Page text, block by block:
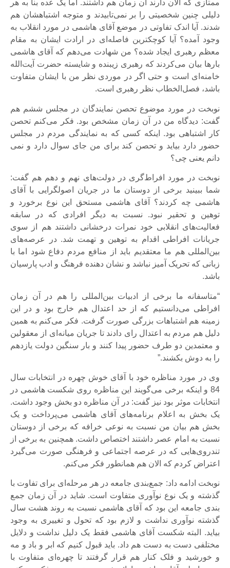
ممتازی که الان دارند آن زمان هم داشتند. اما یک عده بنا به هر
دلیلی چنین شخصیتی را بر نمی‌تابیدند و متوجه اشتباهشان هم
شدند. آیا اندک تفاوتی در موضع آقای هاشمی در مورد انقلاب به
وجود آمده؟ آیا کوچکترین فاصله‌ای در ارادت ایشان به مقام
معظم رهبری ایجاد شده؟ من شهادت می‌دهم که آقای هاشمی
بارها بیان می‌کردند که رهبری زیبنده و شایسته حضرت آیت‌الله
خامنه‌ای است و حتی اگر در موردی نظر من با ایشان متفاوت
باشد، فصل‌الخطاب نظر رهبری است.
نوبخت در مورد موضوع تحصن نمایندگان در مجلس ششم هم
گفت: دیدگاه من در آن زمان مشخص بود. فکر می‌کنم تحصن
کار اشتباهی بود. اینکه کسی که به نمایندگی مردم در مجلس
حضور دارد بیاید و تحصن کند برای من جای سوال دارد و نمی
دانم یعنی چی؟
نوبخت در مورد افراط‌گری در دولت‌های نهم و دهم هم گفت:
شما ببینید برخی از دوستان ما در جریان اصولگرایی با آقای
هاشمی چه کردند؟ آقای هاشمی مستحق این نوع برخورد و
توهین و تحقیر نبود. نسبت به دیگر افرادی که در سابقه
فعالیت‌های انقلابی خود نمرات درخشانی داشتند هم از سوی
جریانات افراطی اقدام به توهین و تهمت شد. در عرصه‌های
بین‌المللی هم ما معتقدیم باید از منافع مردم دفاع شود اما با
زبانی که تحریک آمیز نباشد و نشان دهنده فرهنگ و ادب پارسیان
باشد.
“متاسفانه ما برخی از ادبیات بین‌المللی را هم در آن زمان
افراطی می‌دانستیم که از حد اعتدال هم خارج بود و در این
زمینه هم اشتباهات بزرگی صورت گرفت. فکر می‌کنم به همین
دلیل هم مردم به اعتدال رای دادند تا جریان میانه‌ای از معقولین
و معتمدین دو طرف حضور پیدا کنند و بار سنگین دولت یازدهم
را به دوش بکشند.”
وی در مورد مناظره خود با آقای خوش چهره در انتخابات سال
84 و اینکه برخی می‌گویند این مناظره روی شکست هاشمی در
انتخابات موثر بود نیز گفت: در آن مناظره دو بخش وجود داشت.
یک بخش به اعلام برنامه‌های آقای هاشمی می‌پرداخت و یک
بخش هم بیان من نسبت به نوعی خرافه که برخی از دوستان
نسبت به امام عصر داشتند اختصاص داشت. همچنین به برخی از
تندروی‌هایی که در عرصه اجتماعی و فرهنگی صورت می‌گیرد
اعتراض کردم که الان هم همانطور فکر می‌کنم.
نوبخت ادامه داد: جمع‌بندی جامعه در هر مرحله‌ای برای تفاوت با
گذشته و یک نوع نوآوری متفاوت است. شاید در آن زمان جمع
بندی جامعه این بود که آقای هاشمی نسبت به روند هشت سال
گذشته نوآوری نداشت و لازم بود که تحول و تغییری به وجود
بیاید. البته شکست آقای هاشمی فقط یک دلیل نداشت و دلایل
مختلفی دست به دست هم داد. باید قبول کنیم که ابر و باد و مه
و خورشید و فلک کنار هم قرار گرفتند تا چهره‌ای متفاوت با